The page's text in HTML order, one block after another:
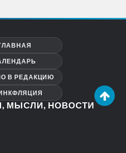
В РЕДАКЦИЮ
МЫСЛИ, НОВОСТИ